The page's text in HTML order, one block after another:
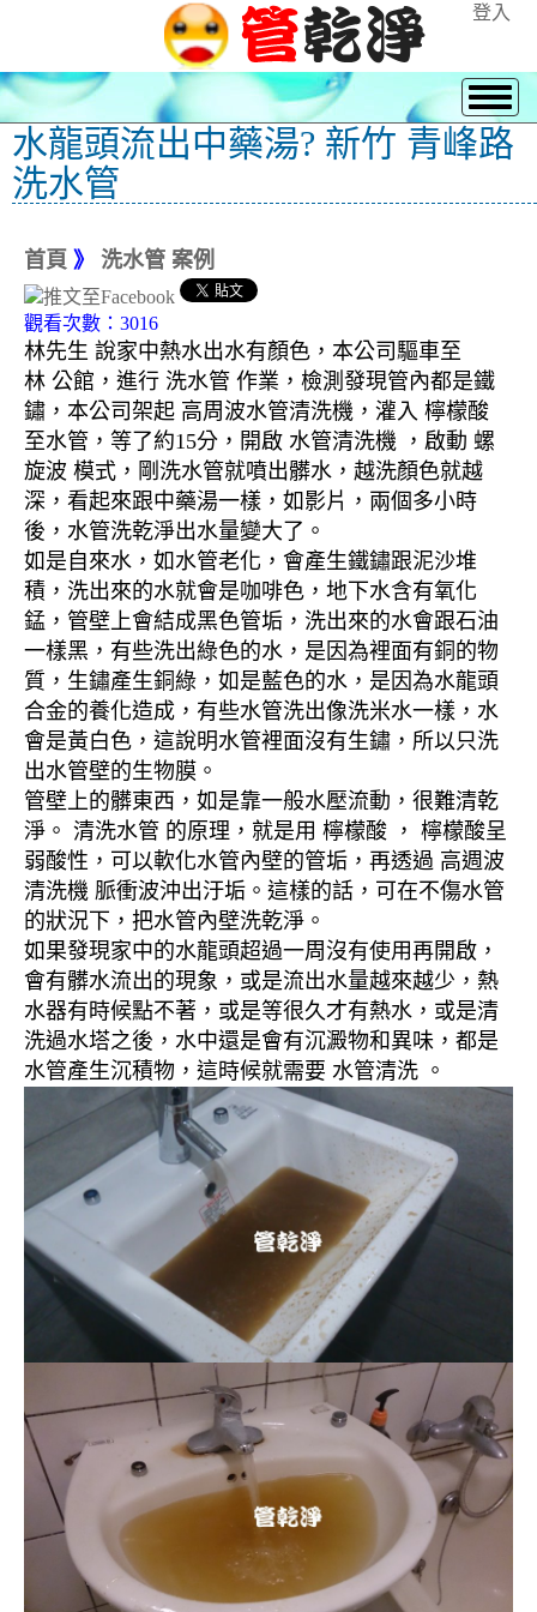
登入
水龍頭流出中藥湯? 新竹 青峰路
洗水管
首頁 》 洗水管 案例
觀看次數：3016
林先生 說家中熱水出水有顏色，本公司驅車至
林 公館，進行 洗水管 作業，檢測發現管內都是鐵
鏽，本公司架起 高周波水管清洗機，灌入 檸檬酸
至水管，等了約15分，開啟 水管清洗機 ，啟動 螺
旋波 模式，剛洗水管就噴出髒水，越洗顏色就越
深，看起來跟中藥湯一樣，如影片，兩個多小時
後，水管洗乾淨出水量變大了。
如是自來水，如水管老化，會產生鐵鏽跟泥沙堆
積，洗出來的水就會是咖啡色，地下水含有氧化
錳，管壁上會結成黑色管垢，洗出來的水會跟石油
一樣黑，有些洗出綠色的水，是因為裡面有銅的物
質，生鏽產生銅綠，如是藍色的水，是因為水龍頭
合金的養化造成，有些水管洗出像洗米水一樣，水
會是黃白色，這說明水管裡面沒有生鏽，所以只洗
出水管壁的生物膜。
管壁上的髒東西，如是靠一般水壓流動，很難清乾
淨。 清洗水管 的原理，就是用 檸檬酸 ， 檸檬酸呈
弱酸性，可以軟化水管內壁的管垢，再透過 高週波
清洗機 脈衝波沖出汙垢。這樣的話，可在不傷水管
的狀況下，把水管內壁洗乾淨。
如果發現家中的水龍頭超過一周沒有使用再開啟，
會有髒水流出的現象，或是流出水量越來越少，熱
水器有時候點不著，或是等很久才有熱水，或是清
洗過水塔之後，水中還是會有沉澱物和異味，都是
水管產生沉積物，這時候就需要 水管清洗 。